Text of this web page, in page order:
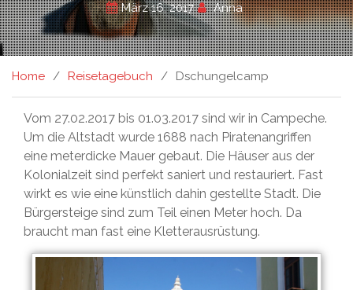
März 16, 2017 Anna
Home Reisetagebuch Dschungelcamp
Vom 27.02.2017 bis 01.03.2017 sind wir in Campeche.
Um die Altstadt wurde 1688 nach Piratenangriffen
eine meterdicke Mauer gebaut. Die Häuser aus der
Kolonialzeit sind perfekt saniert und restauriert. Fast
wirkt es wie eine künstlich dahin gestellte Stadt. Die
Bürgersteige sind zum Teil einen Meter hoch. Da
braucht man fast eine Kletterausrüstung.